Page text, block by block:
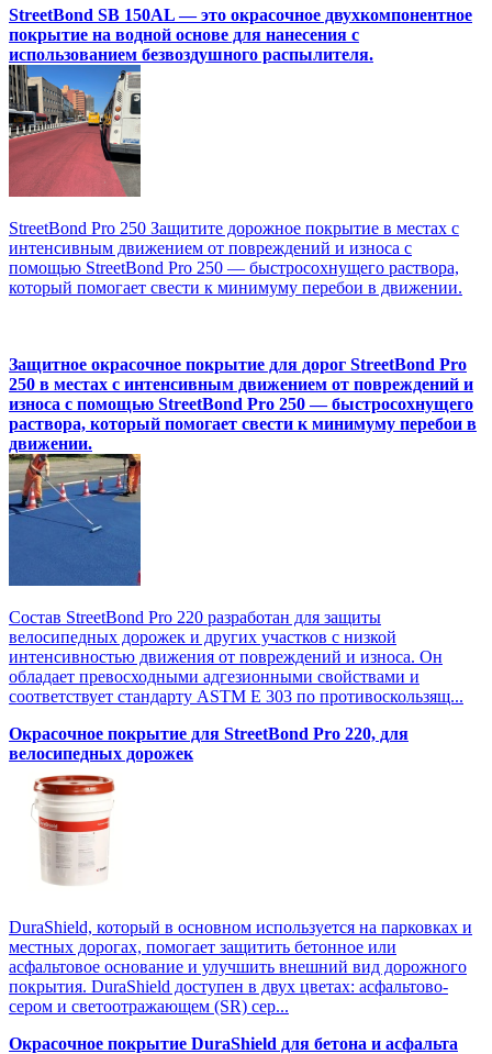
StreetBond SB 150AL — это окрасочное двухкомпонентное
покрытие на водной основе для нанесения с
использованием безвоздушного распылителя.
StreetBond Pro 250 Защитите дорожное покрытие в местах с
интенсивным движением от повреждений и износа с
помощью StreetBond Pro 250 — быстросохнущего раствора,
который помогает свести к минимуму перебои в движении.
Защитное окрасочное покрытие для дорог StreetBond Pro
250 в местах с интенсивным движением от повреждений и
износа с помощью StreetBond Pro 250 — быстросохнущего
раствора, который помогает свести к минимуму перебои в
движении.
Состав StreetBond Pro 220 разработан для защиты
велосипедных дорожек и других участков с низкой
интенсивностью движения от повреждений и износа. Он
обладает превосходными адгезионными свойствами и
соответствует стандарту ASTM E 303 по противоскользящ...
Окрасочное покрытие для StreetBond Pro 220, для
велосипедных дорожек
DuraShield, который в основном используется на парковках и
местных дорогах, помогает защитить бетонное или
асфальтовое основание и улучшить внешний вид дорожного
покрытия. DuraShield доступен в двух цветах: асфальтово-
сером и светоотражающем (SR) сер...
Окрасочное покрытие DuraShield для бетона и асфальта